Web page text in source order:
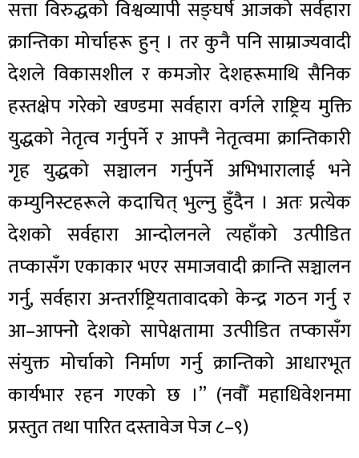
सत्ता विरुद्धको विश्वव्यापी सङ्घर्ष आजको सर्वहारा
क्रान्तिका मोर्चाहरू हुन् । तर कुनै पनि साम्राज्यवादी
देशले विकासशील र कमजोर देशहरूमाथि सैनिक
हस्तक्षेप गरेको खण्डमा सर्वहारा वर्गले राष्ट्रिय मुक्ति
युद्धको नेतृत्व गर्नुपर्ने र आफ्नै नेतृत्वमा क्रान्तिकारी
गृह युद्धको सञ्चालन गर्नुपर्ने अभिभारालाई भने
कम्युनिस्टहरूले कदाचित् भुल्नु हुँदैन । अतः प्रत्येक
देशको सर्वहारा आन्दोलनले त्यहाँको उत्पीडित
तप्कासँग एकाकार भएर समाजवादी क्रान्ति सञ्चालन
गर्नु, सर्वहारा अन्तर्राष्ट्रियतावादको केन्द्र गठन गर्नु र
आ–आफ्नोे देशको सापेक्षतामा उत्पीडित तप्कासँग
संयुक्त मोर्चाको निर्माण गर्नु क्रान्तिको आधारभूत
कार्यभार रहन गएको छ ।” (नवौँ महाधिवेशनमा
प्रस्तुत तथा पारित दस्तावेज पेज ८–९)